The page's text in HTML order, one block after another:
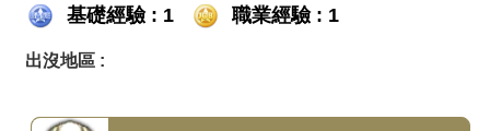
基礎經驗 : 1 職業經驗 : 1
出沒地區 :